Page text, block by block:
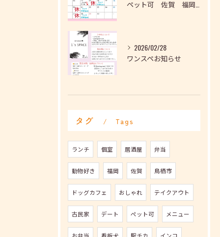
2026/02/28
ワンスペお知らせ
タグ Tags
ランチ 個室 居酒屋 弁当
動物好き 福岡 佐賀 鳥栖市
ドッグカフェ おしゃれ テイクアウト
古民家 デート ペット可 メニュー
お弁当 看板犬 駅チカ インコ